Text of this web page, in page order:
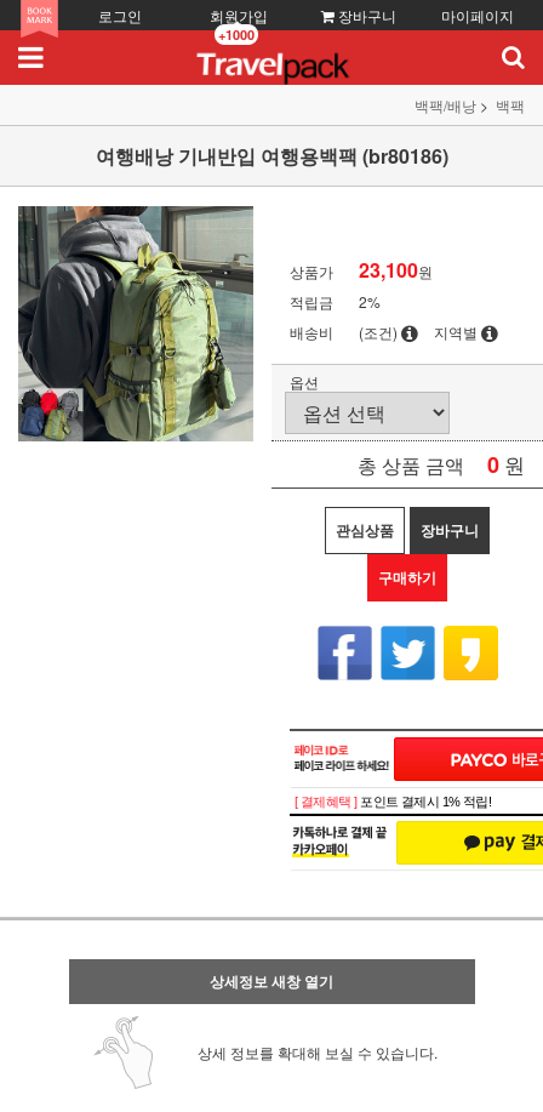
로그인 회원가입
+1000
장바구니 마이페이지
백팩/배낭 백팩
여행배낭 기내반입 여행용백팩 (br80186)
상품가 23,100원
적립금
2%
배송비
(조건) 지역별
옵션
총 상품 금액 0 원
관심상품 장바구니
구매하기
[ 결제혜택 ] 포인트 결제시 1% 적립!
상세정보 새창 열기
상세 정보를 확대해 보실 수 있습니다.